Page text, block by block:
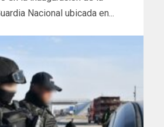
Nacional ubicada en...